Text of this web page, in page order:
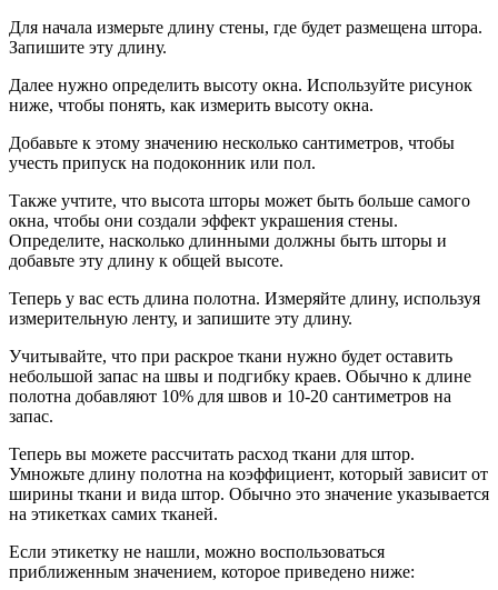
Для начала измерьте длину стены, где будет размещена штора.
Запишите эту длину.
Далее нужно определить высоту окна. Используйте рисунок
ниже, чтобы понять, как измерить высоту окна.
Добавьте к этому значению несколько сантиметров, чтобы
учесть припуск на подоконник или пол.
Также учтите, что высота шторы может быть больше самого
окна, чтобы они создали эффект украшения стены.
Определите, насколько длинными должны быть шторы и
добавьте эту длину к общей высоте.
Теперь у вас есть длина полотна. Измеряйте длину, используя
измерительную ленту, и запишите эту длину.
Учитывайте, что при раскрое ткани нужно будет оставить
небольшой запас на швы и подгибку краев. Обычно к длине
полотна добавляют 10% для швов и 10-20 сантиметров на
запас.
Теперь вы можете рассчитать расход ткани для штор.
Умножьте длину полотна на коэффициент, который зависит от
ширины ткани и вида штор. Обычно это значение указывается
на этикетках самих тканей.
Если этикетку не нашли, можно воспользоваться
приближенным значением, которое приведено ниже: